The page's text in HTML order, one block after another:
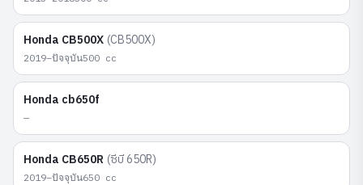
Honda CB500X (CB500X)
2019–ปัจจุบัน500 cc
Honda cb650f
—
Honda CB650R (ซีบี 650R)
2019–ปัจจุบัน650 cc